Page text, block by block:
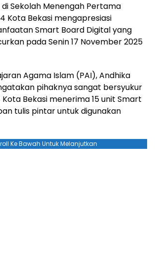
di Sekolah Menengah Pertama
Kota Bekasi mengapresiasi
Smart Board Digital yang
pada Senin 17 November 2025
Agama Islam (PAI), Andhika
pihaknya sangat bersyukur
Kota Bekasi menerima 15 unit Smart
tulis pintar untuk digunakan
Ke Bawah Untuk Melanjutkan